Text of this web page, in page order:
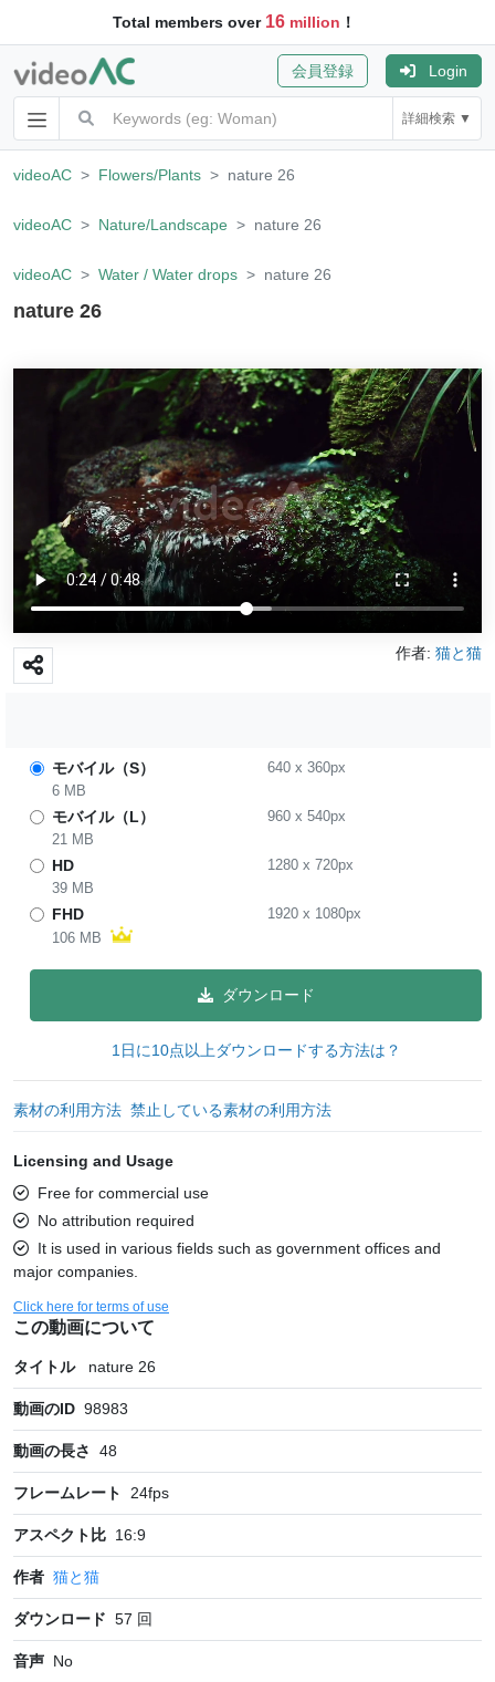
Total members over 16 million ！
会員登録 Login
詳細検索 ▼
videoAC Flowers/Plants nature 26
videoAC Nature/Landscape nature 26
videoAC Water / Water drops nature 26
nature 26
作者: 猫と猫
モバイル（S） 640x 360px
6 MB
モバイル（L） 960x 540px
21 MB
HD 1280x 720px
39 MB
FHD 1920x 1080px
106 MB
ダウンロード
1日に10点以上ダウンロードする方法は？
素材の利用方法 禁止している素材の利用方法
Licensing and Usage
Free for commercial use
No attribution required
It is used in various fields such as government offices and
major companies.
Click here for terms of use
この動画について
タイトル nature 26
動画のID 98983
動画の長さ 48
フレームレート 24fps
アスペクト比 16:9
作者 猫と猫
ダウンロード 57 回
音声 No